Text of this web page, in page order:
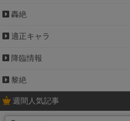
轟絶
適正キャラ
降臨情報
黎絶
週間人気記事